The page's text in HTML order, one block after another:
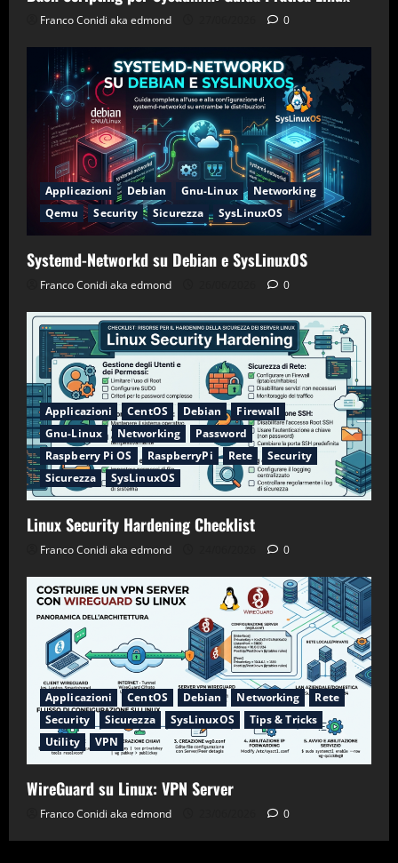
Franco Conidi aka edmond 0
Applicazioni Debian Gnu-Linux
Networking
Qemu
Security Sicurezza SysLinuxOS
Systemd-Networkd su Debian e SysLinuxOS
Franco Conidi aka edmond 0
Applicazioni CentOS Debian
Firewall
Gnu-Linux
Networking
Password
Raspberry Pi OS
RaspberryPi Rete
Security
Sicurezza
SysLinuxOS
Linux Security Hardening Checklist
Franco Conidi aka edmond 0
Applicazioni CentOS Debian Networking
Rete
Security
Sicurezza SysLinuxOS
Tips & Tricks
Utility
VPN
WireGuard su Linux: VPN Server
Franco Conidi aka edmond 0